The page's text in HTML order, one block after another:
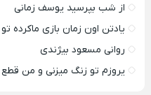
از شب بپرسید یوسف زمانی
یادتن اون زمان بازی
روانی مسعود بیژندی
یروزم تو زنگ میزنی و من